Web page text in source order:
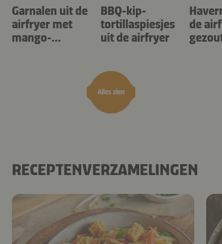
Alles zien
Garnalen uit de
airfryer met
mango-
BBQ-kip-
tortillaspiesjes
uit de airfryer
de
RECEPTENVERZAMELINGEN